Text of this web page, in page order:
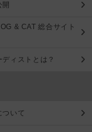
& CAT 総合サイト
ィストとは？
ついて